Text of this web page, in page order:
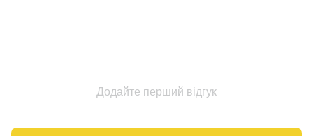
Додайте перший відгук